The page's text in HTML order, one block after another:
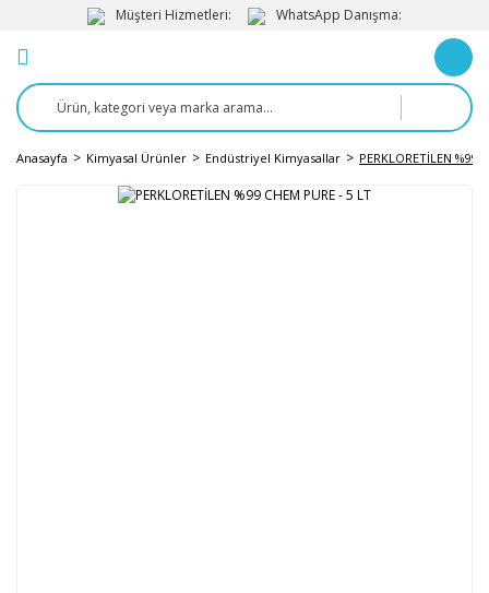
Müşteri Hizmetleri: WhatsApp Danışma:
Anasayfa Kimyasal Ürünler Endüstriyel Kimyasallar PERKLORETİLEN %99